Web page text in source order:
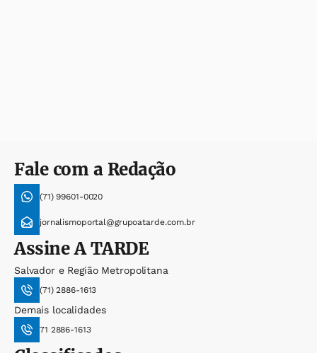
Fale com a Redação
(71) 99601-0020
jornalismoportal@grupoatarde.com.br
AssineA TARDE
Salvador e Região Metropolitana
(71) 2886-1613
Demais localidades
71 2886-1613